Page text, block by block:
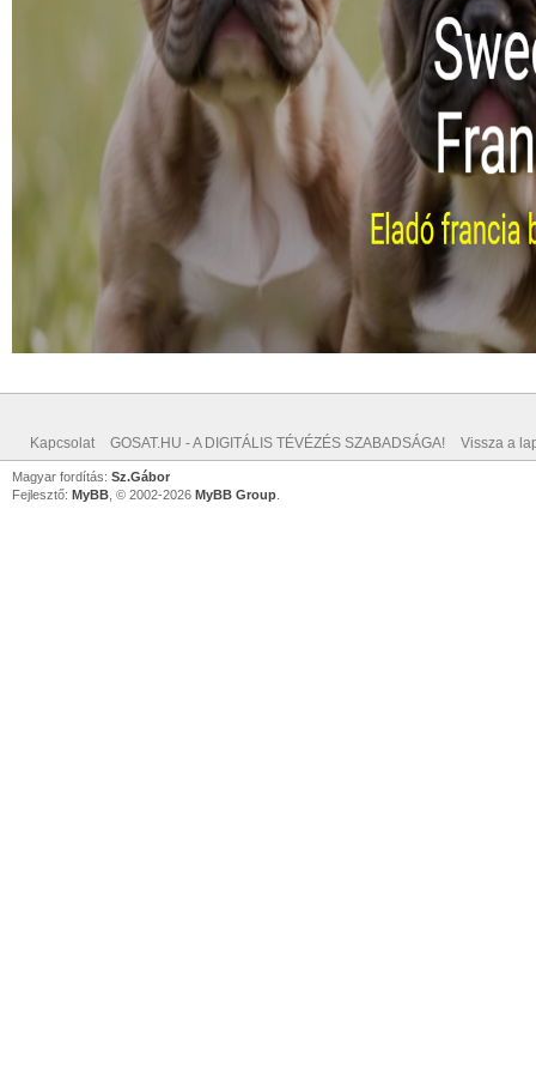
Kapcsolat GOSAT.HU - A DIGITÁLIS TÉVÉZÉS SZABADSÁGA! Vissza a
Magyar fordítás: Sz.Gábor
Fejlesztő: MyBB , © 2002-2026 MyBB Group